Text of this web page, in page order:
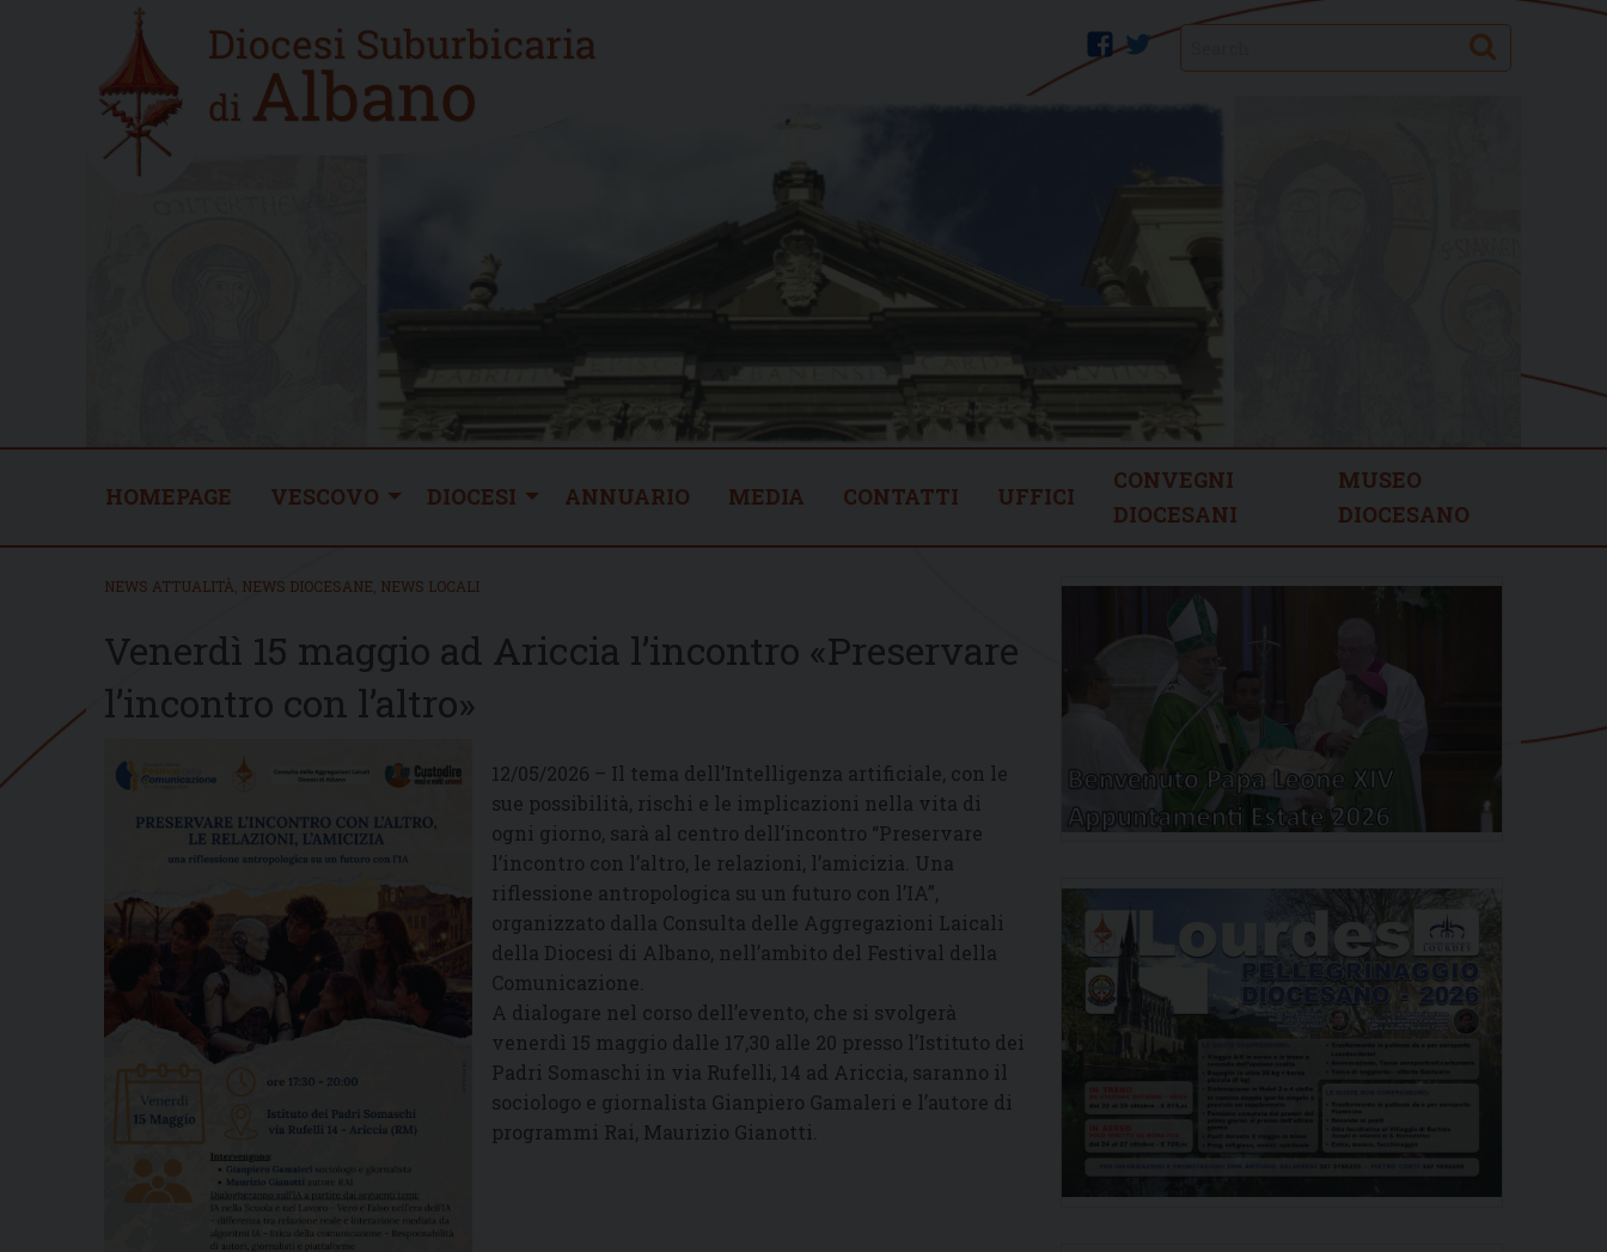
Home
new
twitter
facebook Search
HOMEPAGE VESCOVO DIOCESI ANNUARIO MEDIA CONTATTI UFFICI
CONVEGNI
DIOCESANI
MUSEO
DIOCESANO
NEWS ATTUALITÀ NEWS DIOCESANE NEWS LOCALI
Venerdì 15 maggio ad Ariccia l’incontro «Preservare
l’incontro con l’altro»
12/05/2026 – Il tema dell’Intelligenza artificiale, con le
sue possibilità, rischi e le implicazioni nella vita di
ogni giorno, sarà al centro dell’incontro “Preservare
l’incontro con l’altro, le relazioni, l’amicizia. Una
riflessione antropologica su un futuro con l’IA”,
organizzato dalla Consulta delle Aggregazioni Laicali
della Diocesi di Albano, nell’ambito del Festival della
Comunicazione.
A dialogare nel corso dell’evento, che si svolgerà
venerdì 15 maggio dalle 17,30 alle 20 presso l’Istituto dei
Padri Somaschi in via Rufelli, 14 ad Ariccia, saranno il
sociologo e giornalista Gianpiero Gamaleri e l’autore di
programmi Rai, Maurizio Gianotti.